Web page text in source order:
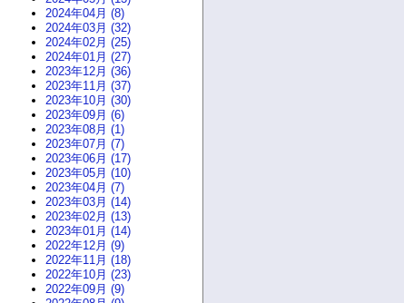
2024年04月 (8)
2024年03月 (32)
2024年02月 (25)
2024年01月 (27)
2023年12月 (36)
2023年11月 (37)
2023年10月 (30)
2023年09月 (6)
2023年08月 (1)
2023年07月 (7)
2023年06月 (17)
2023年05月 (10)
2023年04月 (7)
2023年03月 (14)
2023年02月 (13)
2023年01月 (14)
2022年12月 (9)
2022年11月 (18)
2022年10月 (23)
2022年09月 (9)